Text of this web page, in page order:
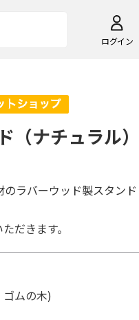
ログイン
（ナチュラル）
ラバーウッド製スタンド
だきます。
ムの木)